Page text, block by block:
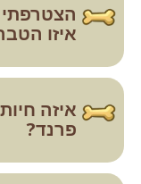
איזו
איזה
פרנד?